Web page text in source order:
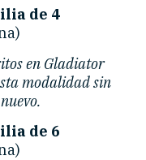
de 4
en Gladiator
modalidad sin
de 6